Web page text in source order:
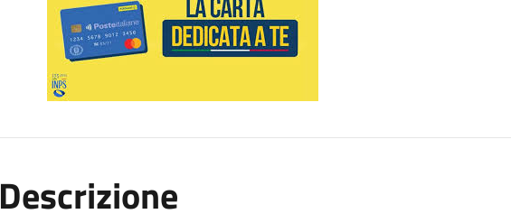
Descrizione